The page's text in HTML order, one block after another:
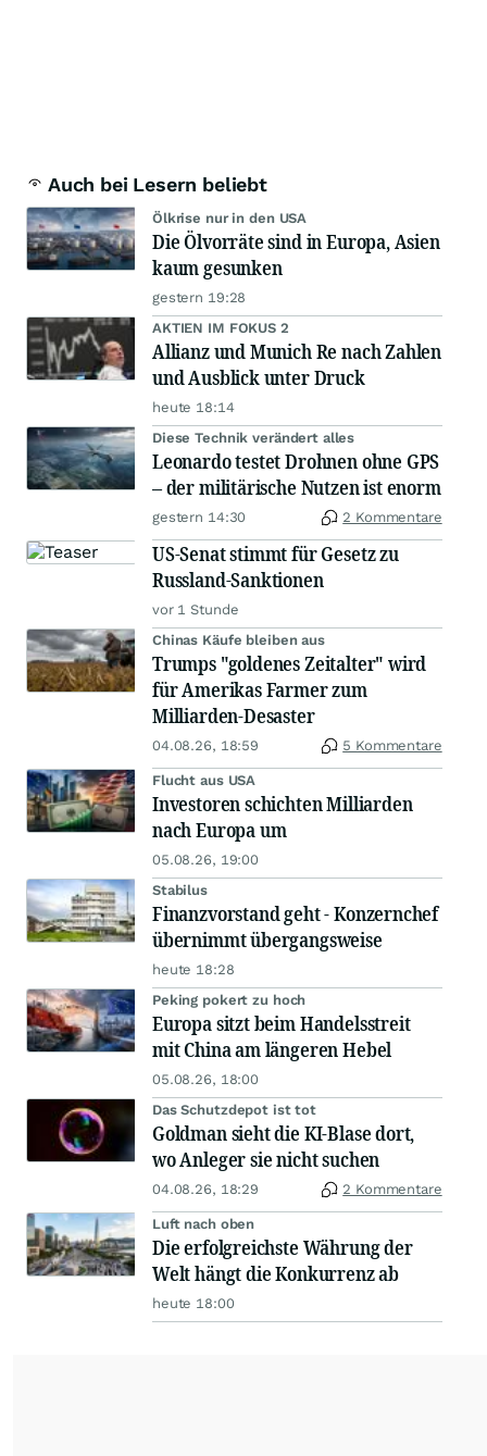
Auch bei Lesern beliebt
Ölkrise nur in den USA
Die Ölvorräte sind in Europa, Asien
kaum gesunken
gestern 19:28
AKTIEN IM FOKUS 2
Allianz und Munich Re nach Zahlen
und Ausblick unter Druck
heute 18:14
Diese Technik verändert alles
Leonardo testet Drohnen ohne GPS
– der militärische Nutzen ist enorm
gestern 14:30 2 Kommentare
US-Senat stimmt für Gesetz zu
Russland-Sanktionen
vor 1 Stunde
Chinas Käufe bleiben aus
Trumps "goldenes Zeitalter" wird
für Amerikas Farmer zum
Milliarden-Desaster
04.08.26, 18:59 5 Kommentare
Flucht aus USA
Investoren schichten Milliarden
nach Europa um
05.08.26, 19:00
Stabilus
Finanzvorstand geht - Konzernchef
übernimmt übergangsweise
heute 18:28
Peking pokert zu hoch
Europa sitzt beim Handelsstreit
mit China am längeren Hebel
05.08.26, 18:00
Das Schutzdepot ist tot
Goldman sieht die KI-Blase dort,
wo Anleger sie nicht suchen
04.08.26, 18:29 2 Kommentare
Luft nach oben
Die erfolgreichste Währung der
Welt hängt die Konkurrenz ab
heute 18:00